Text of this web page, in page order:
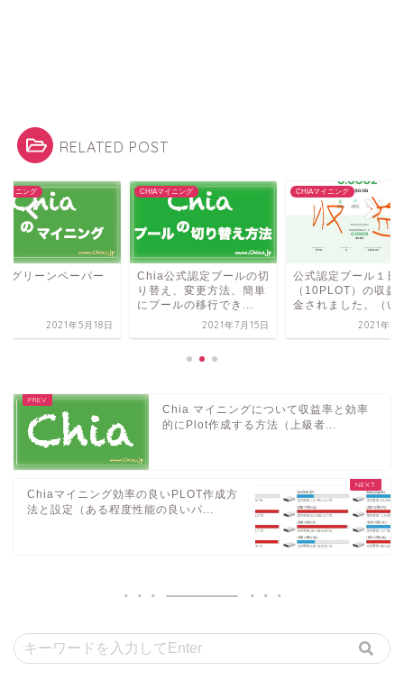
RELATED POST
イニング
グリーンペーパー
2021年5月18日
CHIAマイニング
Chia公式認定プールの切
り替え、変更方法、簡単
にプールの移行でき...
2021年7月15日
CHIAマイニング
公式認定プール１日
（10PLOT）の収益
金されました。（い
2021年7
Chia マイニングについて収益率と効率
的にPlot作成する方法（上級者...
Chiaマイニング効率の良いPLOT作成方
法と設定（ある程度性能の良いパ...